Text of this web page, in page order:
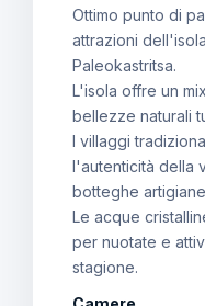
Ottimo punto di
attrazioni
Paleokastritsa.
L'isola offre un
bellezze naturali
I villaggi
l'autenticità della
botteghe
Le acque
per nuotate e
stagione.